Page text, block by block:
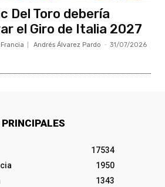
Del Toro debería
el Giro de Italia 2027
Andrés Álvarez Pardo - 31/07/2026
17534
1950
1343